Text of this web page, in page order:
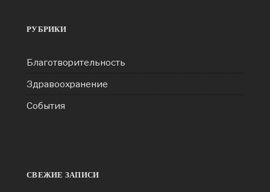
РУБРИКИ
Благотворительность
Здравоохранение
События
СВЕЖИЕ ЗАПИСИ